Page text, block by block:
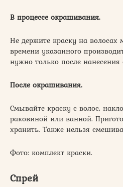
В процессе окрашивания.
Не держите краску на
времени указанного
нужно только после
После окрашивания.
Смывайте краску с волос,
раковиной или ванной.
хранить. Также нельзя
Фото: комплект краски.
Спрей